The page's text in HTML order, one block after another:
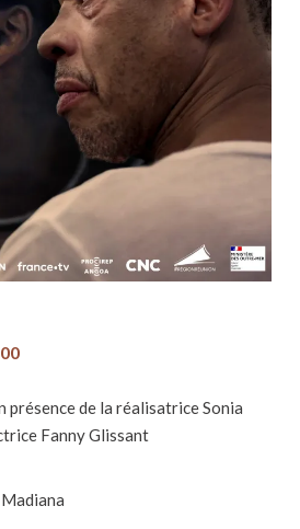
présence de la réalisatrice Sonia
Fanny Glissant